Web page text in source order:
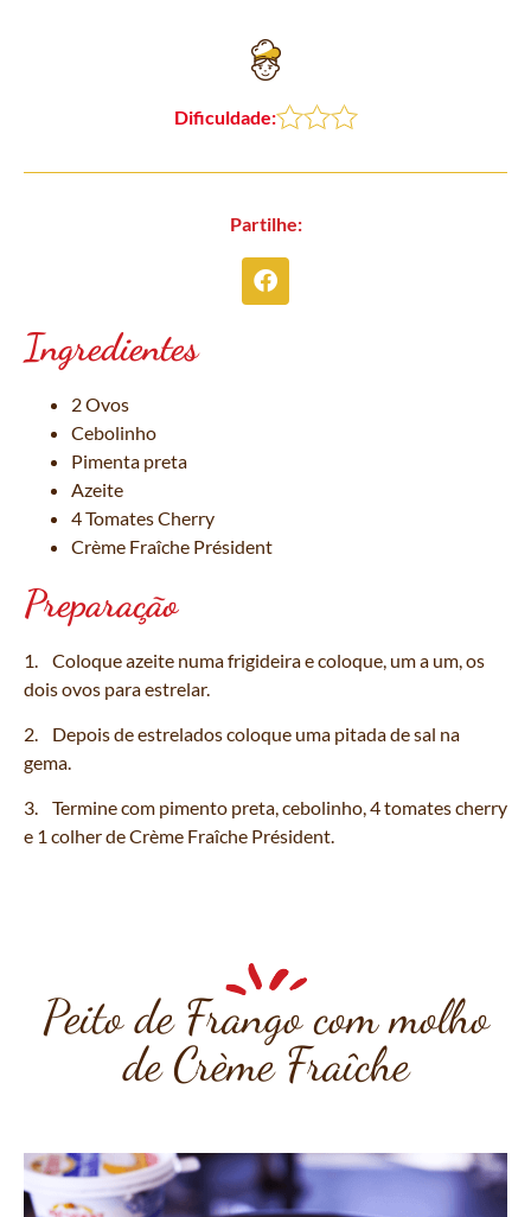
Dificuldade:
Partilhe:
Ingredientes
2 Ovos
Cebolinho
Pimenta preta
Azeite
4 Tomates Cherry
Crème Fraîche Président
Preparação
1. Coloque azeite numa frigideira e coloque, um a um, os
dois ovos para estrelar.
2. Depois de estrelados coloque uma pitada de sal na
gema.
3. Termine com pimento preta, cebolinho, 4 tomates cherry
e 1 colher de Crème Fraîche Président.
Peito de Frango com molho
de Crème Fraîche